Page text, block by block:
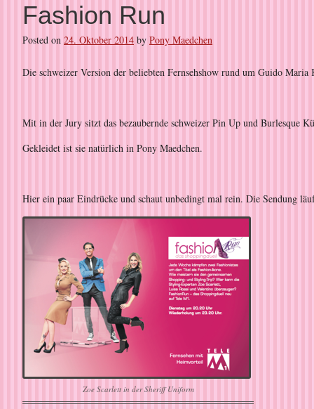
Fashion Run
Posted on 24. Oktober 2014 by Pony Maedchen
Die schweizer Version der beliebten Fernsehshow rund um Guido
Mit in der Jury sitzt das bezaubernde schweizer Pin Up und Burlesque
Gekleidet ist sie natürlich in Pony Maedchen.
Hier ein paar Eindrücke und schaut unbedingt mal rein. Die Sendung
Zoe Scarlett in der Sheriff Uniform